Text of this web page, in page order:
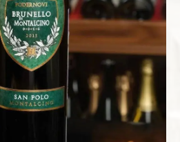
вина
вина
вина